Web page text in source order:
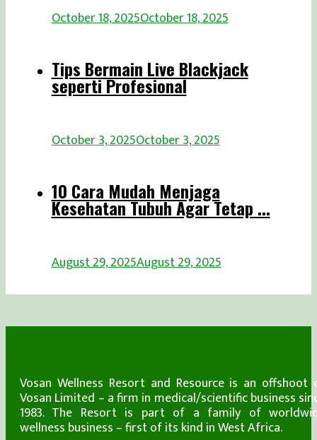
October 18, 2025October 18, 2025
Tips Bermain Live Blackjack
seperti Profesional
October 3, 2025October 3, 2025
10 Cara Mudah Menjaga
Kesehatan Tubuh Agar Tetap ...
August 29, 2025August 29, 2025
Vosan Wellness Resort and Resource is an offshoot
Vosan Limited – a firm in medical/scientific business
1983. The Resort is part of a family of
wellness business – first of its kind in West Africa.